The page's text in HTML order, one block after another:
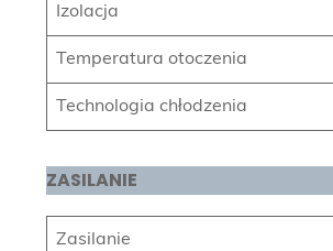
Izolacja
Temperatura otoczenia
Technologia chłodzenia
ZASILANIE
Zasilanie